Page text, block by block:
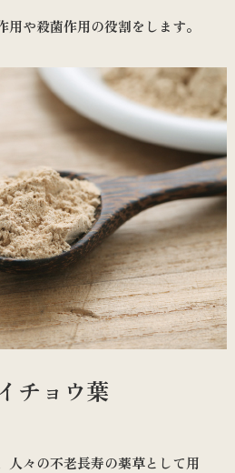
や殺菌作用の役割をします。
チョウ葉
人々の不老長寿の薬草として用